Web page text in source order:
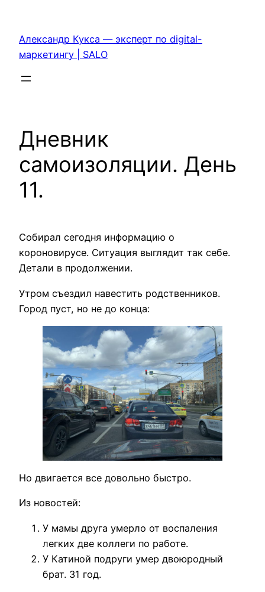
содержимому
Александр Кукса — эксперт по digital-
маркетингу | SALO
Дневник
самоизоляции. День
11.
Собирал сегодня информацию о
короновирусе. Ситуация выглядит так себе.
Детали в продолжении.
Утром съездил навестить родственников.
Город пуст, но не до конца:
Но двигается все довольно быстро.
Из новостей:
У мамы друга умерло от воспаления
легких две коллеги по работе.
У Катиной подруги умер двоюродный
брат. 31 год.